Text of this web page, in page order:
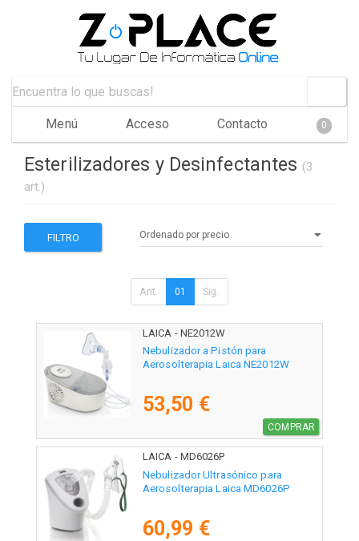
Menú Acceso Contacto 0
Esterilizadores y Desinfectantes (3
art.)
FILTRO
Ant. 01 Sig.
LAICA - NE2012W
Nebulizador a Pistón para
Aerosolterapia Laica NE2012W
53,50 €
COMPRAR
LAICA - MD6026P
Nebulizador Ultrasónico para
Aerosolterapia Laica MD6026P
60,99 €